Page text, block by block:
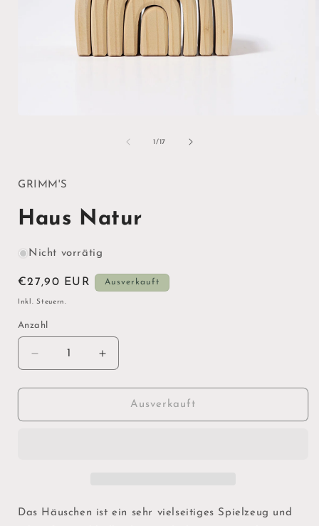
1/von
17
GRIMM'S
Haus Natur
Nicht vorrätig
Normaler
Preis
€27,90 EUR Ausverkauft
Inkl. Steuern.
Anzahl
Verringere
die
Menge
Haus
Erhöhe
die
Menge
Haus
Ausverkauft
Das Häuschen ist ein sehr vielseitiges Spielzeug und